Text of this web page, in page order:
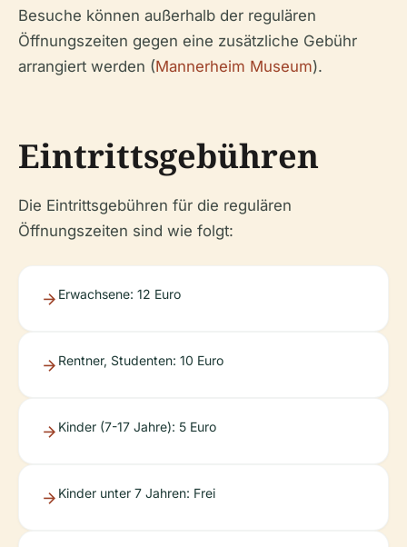
Besuche können außerhalb der regulären
Öffnungszeiten gegen eine zusätzliche Gebühr
arrangiert werden (Mannerheim Museum).
Eintrittsgebühren
Die Eintrittsgebühren für die regulären
Öffnungszeiten sind wie folgt:
Erwachsene: 12 Euro
Rentner, Studenten: 10 Euro
Kinder (7-17 Jahre): 5 Euro
Kinder unter 7 Jahren: Frei